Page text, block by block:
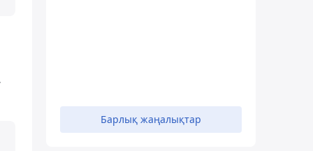
Барлық жаңалықтар